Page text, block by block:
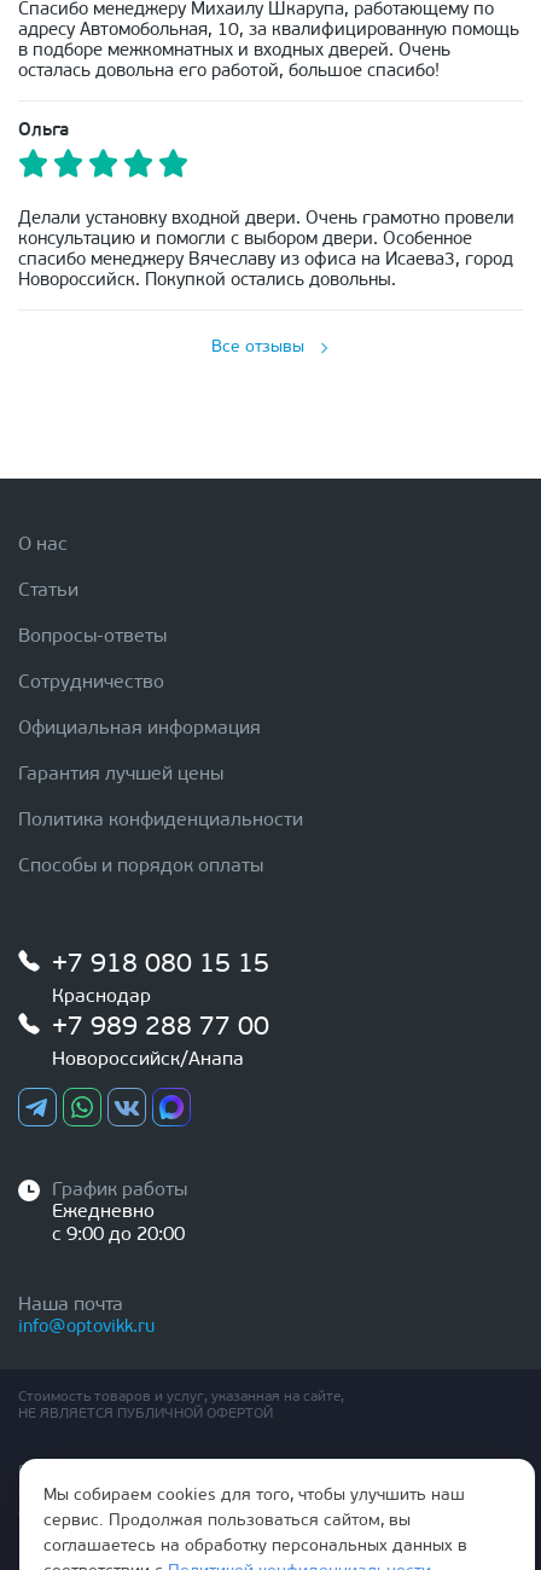
Спасибо менеджеру Михаилу Шкарупа, работающему по
адресу Автомобольная, 10, за квалифицированную помощь
в подборе межкомнатных и входных дверей. Очень
осталась довольна его работой, большое спасибо!
Ольга
Делали установку входной двери. Очень грамотно провели
консультацию и помогли с выбором двери. Особенное
спасибо менеджеру Вячеславу из офиса на Исаева3, город
Новороссийск. Покупкой остались довольны.
Все отзывы
О нас
Статьи
Вопросы-ответы
Сотрудничество
Официальная информация
Гарантия лучшей цены
Политика конфиденциальности
Способы и порядок оплаты
+7 918 080 15 15
Краснодар
+7 989 288 77 00
Новороссийск/Анапа
График работы
Ежедневно
с 9:00 до 20:00
Наша почта
info@optovikk.ru
Стоимость товаров и услуг, указанная на сайте,
НЕ ЯВЛЯЕТСЯ ПУБЛИЧНОЙ ОФЕРТОЙ
Правила эксплутации входных и межкомнатных дверей
Политика обработки персональных данных
Согласие на обработку персональных данных
Мы собираем cookies для того, чтобы улучшить наш
сервис. Продолжая пользоваться сайтом, вы
соглашаетесь на обработку персональных данных в